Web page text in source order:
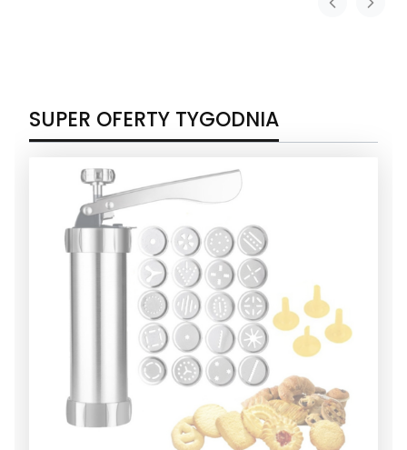
SUPER OFERTY TYGODNIA